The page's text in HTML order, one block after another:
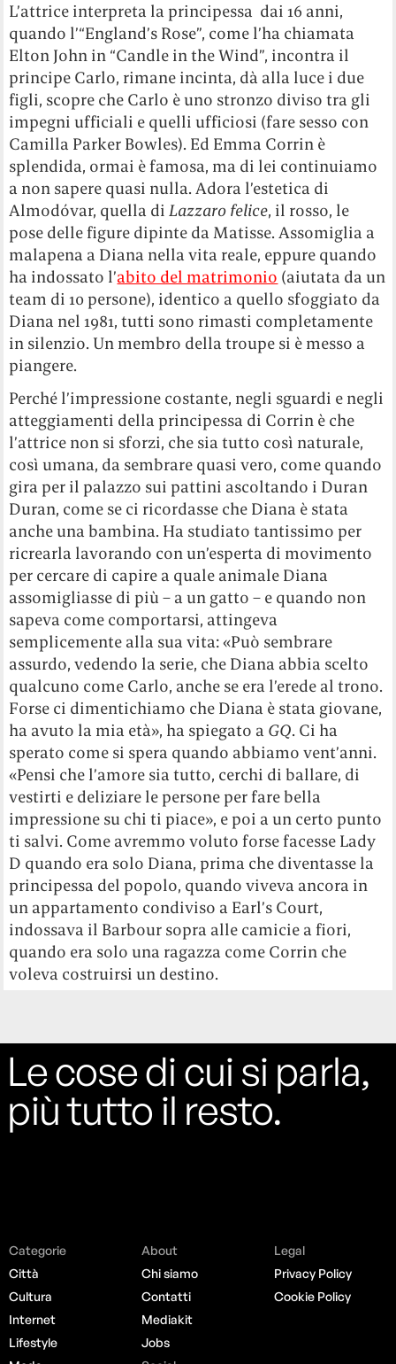
L’attrice interpreta la principessa dai 16 anni,
quando l’“England’s Rose”, come l’ha chiamata
Elton John in “Candle in the Wind”, incontra il
principe Carlo, rimane incinta, dà alla luce i due
figli, scopre che Carlo è uno stronzo diviso tra gli
impegni ufficiali e quelli ufficiosi (fare sesso con
Camilla Parker Bowles). Ed Emma Corrin è
splendida, ormai è famosa, ma di lei continuiamo
a non sapere quasi nulla. Adora l’estetica di
Almodóvar, quella diLazzaro felice, il rosso, le
pose delle figure dipinte da Matisse. Assomiglia a
malapena a Diana nella vita reale, eppure quando
ha indossato l’abito del matrimonio (aiutata da un
team di 10 persone), identico a quello sfoggiato da
Diana nel 1981, tutti sono rimasti completamente
in silenzio. Un membro della troupe si è messo a
piangere.
Perché l’impressione costante, negli sguardi e negli
atteggiamenti della principessa di Corrin è che
l’attrice non si sforzi, che sia tutto così naturale,
così umana, da sembrare quasi vero, come quando
gira per il palazzo sui pattini ascoltando i Duran
Duran, come se ci ricordasse che Diana è stata
anche una bambina. Ha studiato tantissimo per
ricrearla lavorando con un’esperta di movimento
per cercare di capire a quale animale Diana
assomigliasse di più – a un gatto – e quando non
sapeva come comportarsi, attingeva
semplicemente alla sua vita: «Può sembrare
assurdo, vedendo la serie, che Diana abbia scelto
qualcuno come Carlo, anche se era l’erede al trono.
Forse ci dimentichiamo che Diana è stata giovane,
ha avuto la mia età», ha spiegato a GQ. Ci ha
sperato come si spera quando abbiamo vent’anni.
«Pensi che l’amore sia tutto, cerchi di ballare, di
vestirti e deliziare le persone per fare bella
impressione su chi ti piace», e poi a un certo punto
ti salvi. Come avremmo voluto forse facesse Lady
D quando era solo Diana, prima che diventasse la
principessa del popolo, quando viveva ancora in
un appartamento condiviso a Earl’s Court,
indossava il Barbour sopra alle camicie a fiori,
quando era solo una ragazza come Corrin che
voleva costruirsi un destino.
Le cose di cui si parla,
più tutto il resto.
Categorie
Città
Cultura
Internet
Lifestyle
About
Chi siamo
Contatti
Mediakit
Jobs
Legal
Privacy Policy
Cookie Policy